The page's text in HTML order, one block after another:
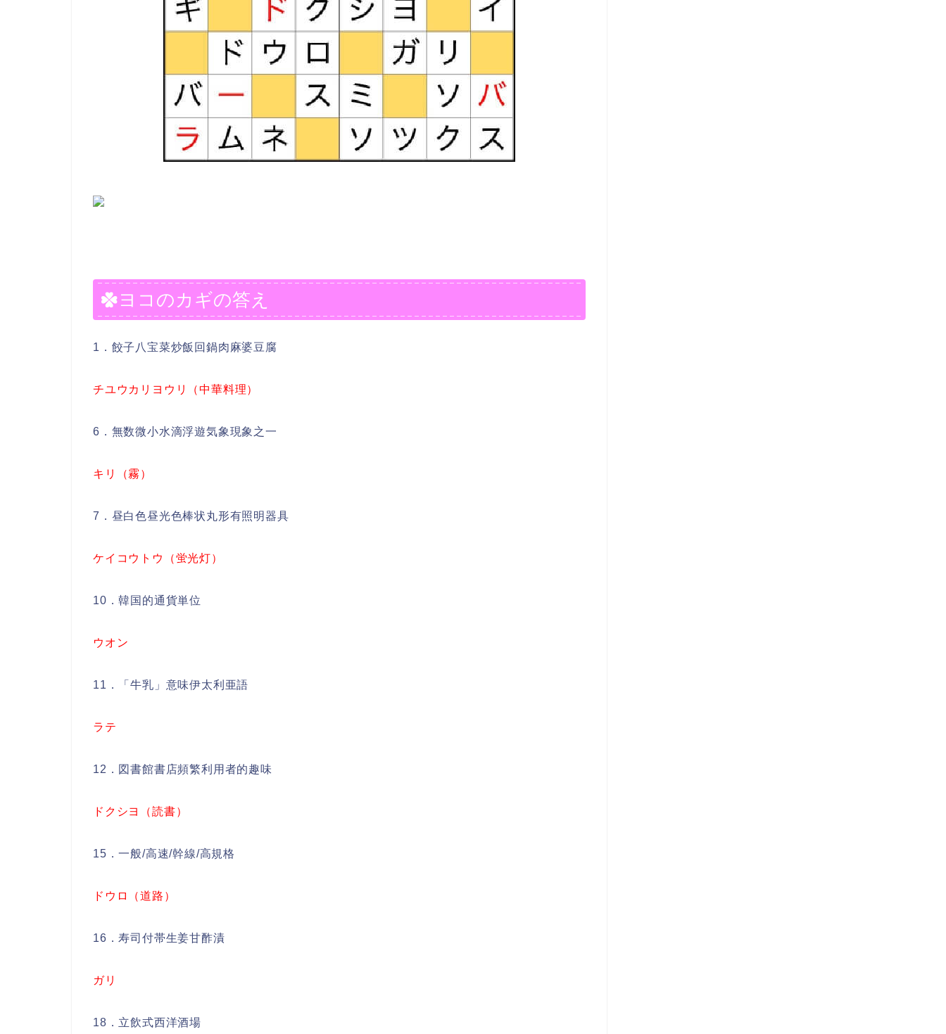
ヨコのカギの答え
1．餃子八宝菜炒飯回鍋肉麻婆豆腐
チユウカリヨウリ（中華料理）
6．無数微小水滴浮遊気象現象之一
キリ（霧）
7．昼白色昼光色棒状丸形有照明器具
ケイコウトウ（蛍光灯）
10．韓国的通貨単位
ウオン
11．「牛乳」意味伊太利亜語
ラテ
12．図書館書店頻繁利用者的趣味
ドクシヨ（読書）
15．一般/高速/幹線/高規格
ドウロ（道路）
16．寿司付帯生姜甘酢漬
ガリ
18．立飲式西洋酒場